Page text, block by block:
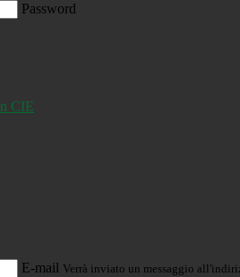
Password
CIE
E-mail Verrà inviato un messaggio